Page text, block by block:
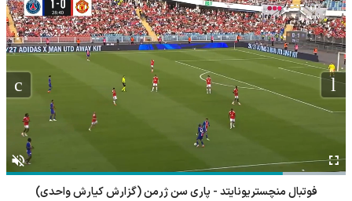
فوتبال منچستریونایتد - پاری سن ژرمن (گزارش کیارش واحدی)